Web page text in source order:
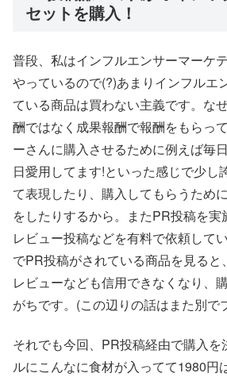
セットを購入！
普段、私はインフルエンサーマーケ
やっているので(?)あまりインフルエ
ている商品は買わない主義です。な
酬ではなく成果報酬で報酬をもらっ
ーさんに購入させるために例えば毎
日愛用してます!といった感じで少し
て表現したり、購入してもらうため
をしたりするから。またPR投稿を実
レビュー投稿などを有料で依頼して
でPR投稿がされている商品を見る
レビューなども信用できなくなり、
がちです。(この辺りの話はまた別で
それでも今回、PR投稿経由で購入
ルにこんなに食材が入ってて1980円